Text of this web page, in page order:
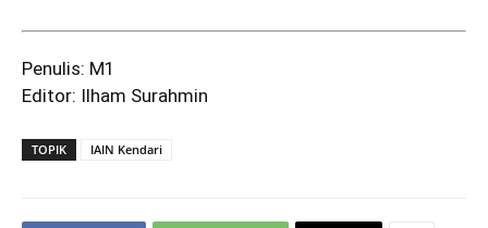
Penulis: M1
Editor: Ilham Surahmin
TOPIK IAIN Kendari